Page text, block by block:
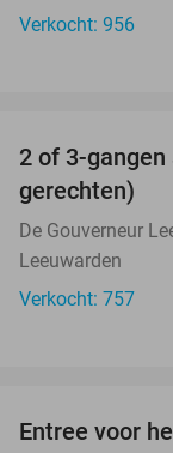
Verkocht: 956
2 of 3-
gerechten)
De Gouverneur
Leeuwarden
Verkocht: 757
Entree voor